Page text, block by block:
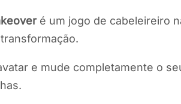
é um jogo de cabeleireiro
e mude completamente o